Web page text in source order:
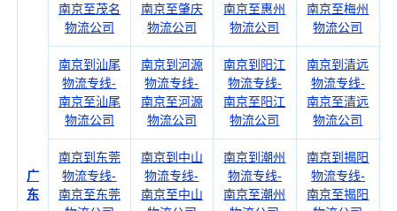
广
东
南京至茂名
物流公司
南京至肇庆
物流公司
南京至惠州
物流公司
南京至梅州
物流公司
南京到汕尾
物流专线-
南京至汕尾
物流公司
南京到河源
物流专线-
南京至河源
物流公司
南京到阳江
物流专线-
南京至阳江
物流公司
南京到清远
物流专线-
南京至清远
物流公司
南京到东莞
物流专线-
南京至东莞
南京到中山
物流专线-
南京至中山
南京到潮州
物流专线-
南京至潮州
南京到揭阳
物流专线-
南京至揭阳